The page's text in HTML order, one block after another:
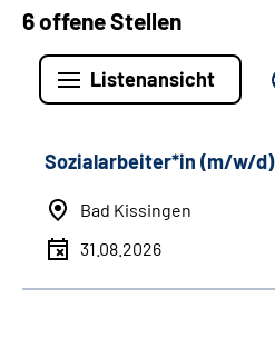
6 offene Stellen
Listenansicht
Sozialarbeiter*in (m/w/d)
Bad Kissingen
31.08.2026